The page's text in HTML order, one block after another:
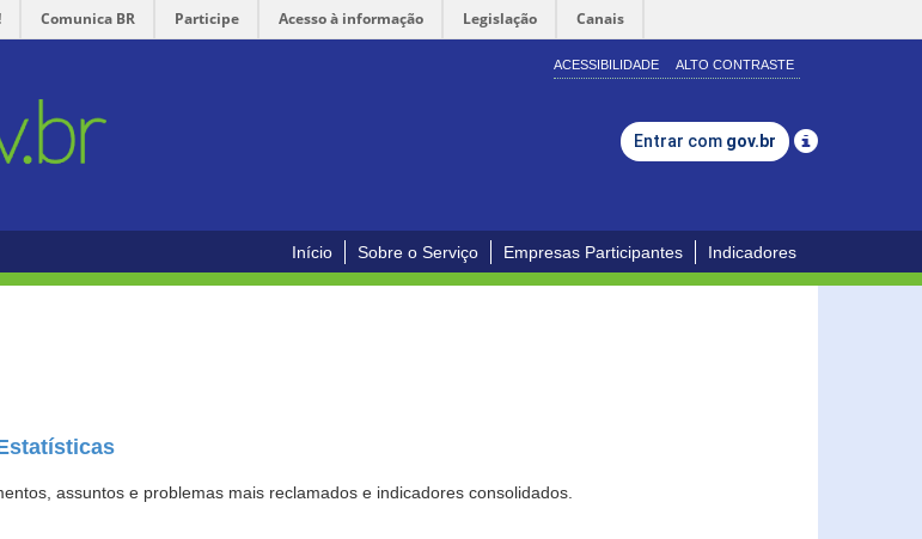
Comunica BR Participe Acesso à informação Legislação Canais
ACESSIBILIDADE ALTO CONTRASTE
Entrar com gov.br
Início Sobre o Serviço Empresas Participantes Indicadores
assuntos e problemas mais reclamados e indicadores consolidados.